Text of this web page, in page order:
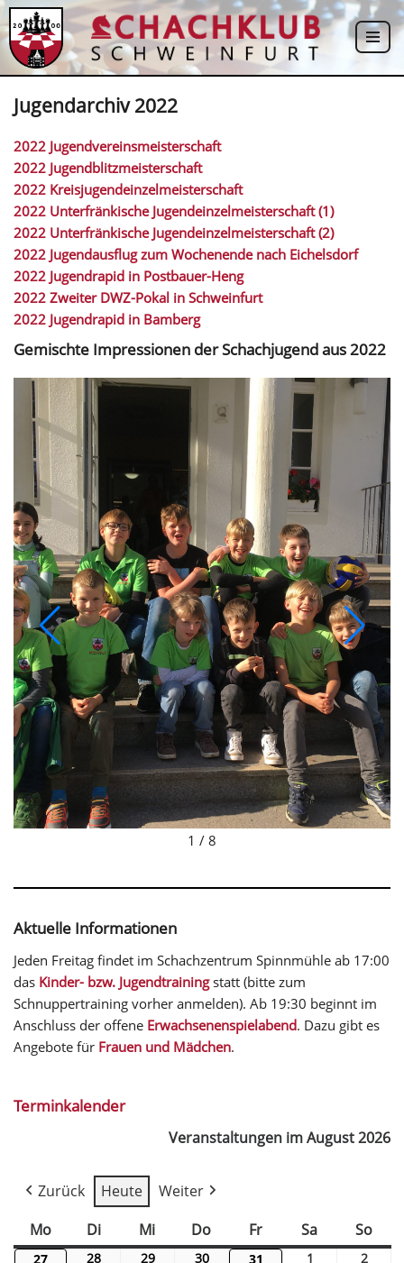
Zum
Inhalt
Jugendarchiv 2022
2022 Jugendvereinsmeisterschaft
2022 Jugendblitzmeisterschaft
2022 Kreisjugendeinzelmeisterschaft
2022 Unterfränkische Jugendeinzelmeisterschaft (1)
2022 Unterfränkische Jugendeinzelmeisterschaft (2)
2022 Jugendausflug zum Wochenende nach Eichelsdorf
2022 Jugendrapid in Postbauer-Heng
2022 Zweiter DWZ-Pokal in Schweinfurt
2022 Jugendrapid in Bamberg
Gemischte Impressionen der Schachjugend aus 2022
1 / 8
Aktuelle Informationen
Jeden Freitag findet im Schachzentrum Spinnmühle ab 17:00
das Kinder- bzw. Jugendtrainingstatt (bitte zum
Schnuppertraining vorher anmelden). Ab 19:30 beginnt im
Anschluss der offene Erwachsenenspielabend. Dazu gibt es
Angebote für Frauen und Mädchen.
Terminkalender
Veranstaltungen im August 2026
Zurück Heute
Weiter
Mo
Di Mi Do Fr Sa So
27 28 29 30 31 1 2